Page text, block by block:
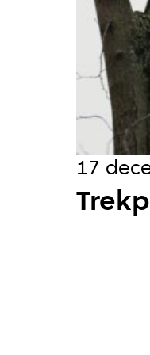
Wekelijks
Maandelijks
Ik ga akkoord
Aanmelden
17